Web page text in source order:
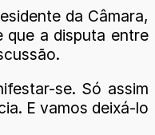
da Câmara,
que a disputa entre
se. Só assim
E vamos deixá-lo